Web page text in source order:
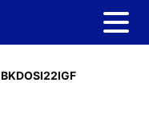
BKDOSI22IGF